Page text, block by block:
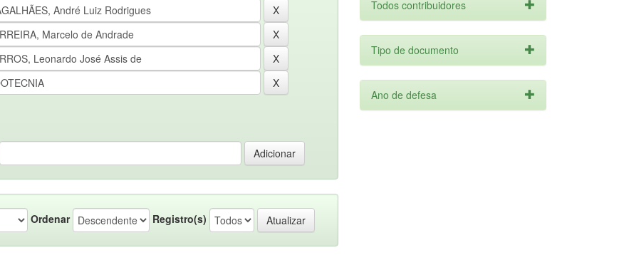
Ordenar Registro(s)
Todos contribuidores
Tipo de documento
Ano de defesa